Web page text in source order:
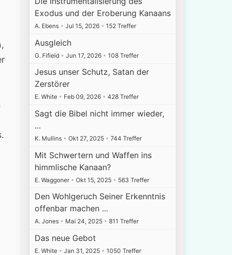
Exodus und der Eroberung Kanaans
A. Ebens • Jul 15, 2026 • 152 Treffer
Ausgleich
G. Fifield • Jun 17, 2026 • 108 Treffer
Jesus unser Schutz, Satan der
Zerstörer
E. White • Feb 09, 2026 • 428 Treffer
Sagt die Bibel nicht immer wieder,
...
K. Mullins • Okt 27, 2025 • 744 Treffer
Mit Schwertern und Waffen ins
himmlische Kanaan?
E. Waggoner • Okt 15, 2025 • 563 Treffer
Den Wohlgeruch Seiner Erkenntnis
offenbar machen ...
A. Jones • Mai 24, 2025 • 811 Treffer
Das neue Gebot
E. White • Jan 31, 2025 • 1050 Treffer